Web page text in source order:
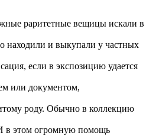
раритетные вещицы искали в
находили и выкупали у частных
если в экспозицию удается
или документом,
роду. Обычно в коллекцию
в этом огромную помощь